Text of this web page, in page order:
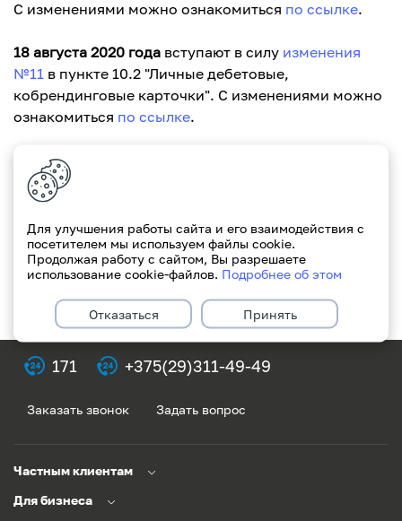
С изменениями можно ознакомиться по ссылке.
18 августа 2020 года вступают в силу изменения
№11 в пункте 10.2 "Личные дебетовые,
кобрендинговые карточки". С изменениями можно
ознакомиться по ссылке.
С уважением, Paritetbank.
171 +375(29)311-49-49
Заказать звонок Задать вопрос
Частным клиентам
Для бизнеса
Для улучшения работы сайта и его взаимодействия с
посетителем мы используем файлы cookie.
Продолжая работу с сайтом, Вы разрешаете
использование cookie-файлов. Подробнее об этом
Отказаться Принять